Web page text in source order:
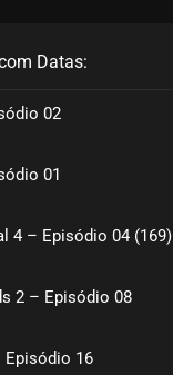
agosto 28, 2020
agosto 28, 2020
Datas:
02
01
4 – Episódio 04 (169)
2 – Episódio 08
Episódio 16